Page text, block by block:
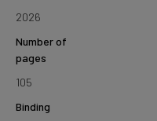
2026
Number of
pages
105
Binding